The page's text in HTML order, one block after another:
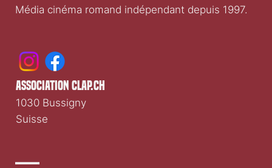
Média cinéma romand indépendant depuis 1997.
association clap.ch
1030 Bussigny
Suisse